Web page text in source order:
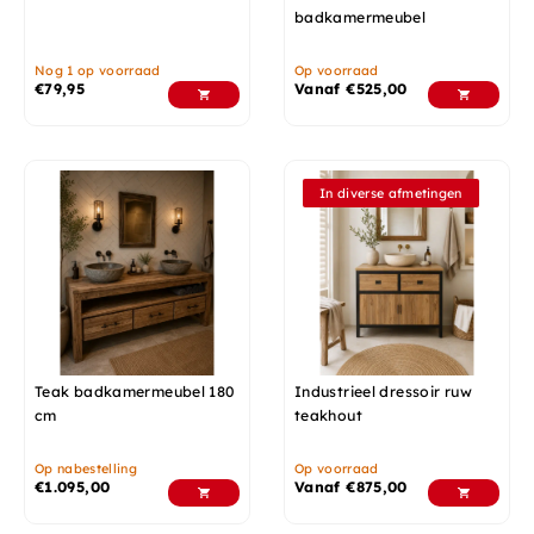
Nog 1 op voorraad
€79,95
badkamermeubel
Op voorraad
Vanaf€525,00
Teak badkamermeubel 180
cm
Op nabestelling
€1.095,00
In diverse afmetingen
Industrieel dressoir ruw
teakhout
Op voorraad
Vanaf€875,00